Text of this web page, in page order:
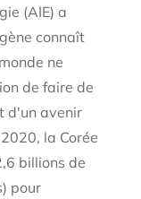
(AIE) a
connaît
ne
de faire de
d'un avenir
la Corée
billions de
pour